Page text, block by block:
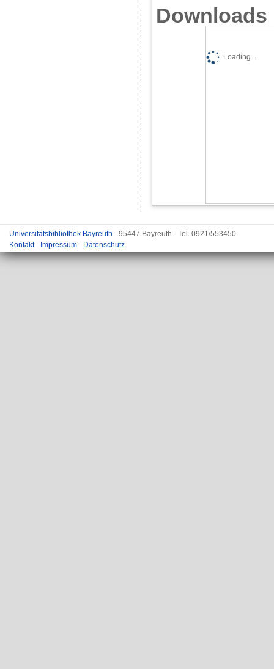
Downloads
Loading...
Universitätsbibliothek Bayreuth - 95447 Bayreuth - Tel. 0921/553450
Kontakt- Impressum - Datenschutz